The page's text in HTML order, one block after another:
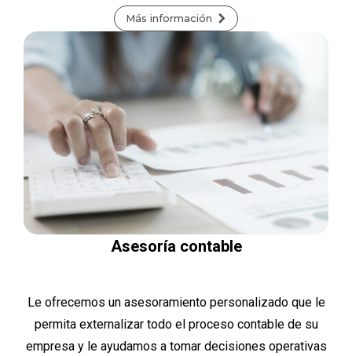
Más información
Asesoría contable
Le ofrecemos un asesoramiento personalizado que le
permita externalizar todo el proceso contable de su
empresa y le ayudamos a tomar decisiones operativas